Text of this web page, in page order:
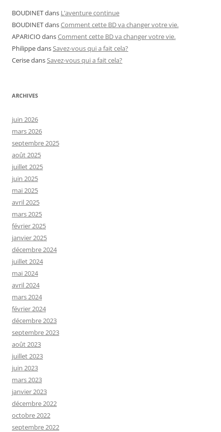
BOUDINETdans L’aventure continue
BOUDINETdansComment cette BD va changer votre vie.
APARICIOdansComment cette BD va changer votre vie.
PhilippedansSavez-vous qui a fait cela?
CerisedansSavez-vous qui a fait cela?
ARCHIVES
juin 2026
mars 2026
septembre 2025
août 2025
juillet 2025
juin 2025
mai 2025
avril 2025
mars 2025
février 2025
janvier 2025
décembre 2024
juillet 2024
mai 2024
avril 2024
mars 2024
février 2024
décembre 2023
septembre 2023
août 2023
juillet 2023
juin 2023
mars 2023
janvier 2023
décembre 2022
octobre 2022
septembre 2022